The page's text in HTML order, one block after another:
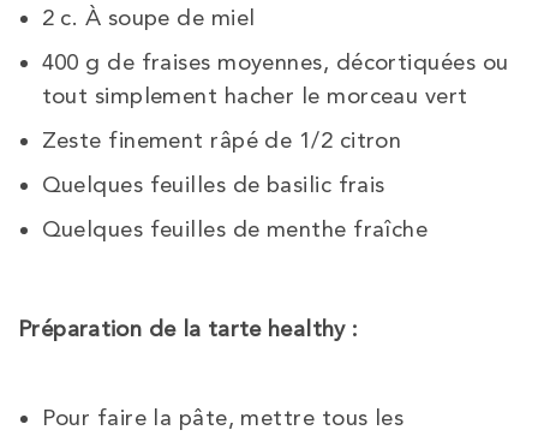
2 c. À soupe de miel
400 g de fraises moyennes, décortiquées ou
tout simplement hacher le morceau vert
Zeste finement râpé de 1/2 citron
Quelques feuilles de basilic frais
Quelques feuilles de menthe fraîche
Préparation de la tarte healthy :
Pour faire la pâte, mettre tous les